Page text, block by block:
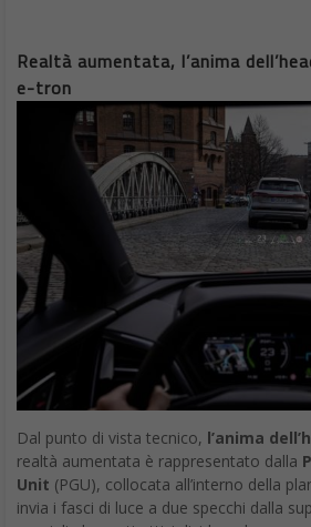
Realtà aumentata, l’anima
e-tron
Dal punto di vista tecnico, l’anima
realtà aumentata è rappresentato dalla
Unit (PGU), collocata all’interno della
invia i fasci di luce a due specchi dalla